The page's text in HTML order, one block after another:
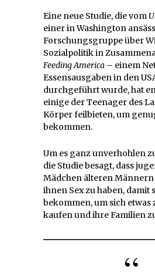
Eine neue Studie, die vom
einer in Washington
Forschungsgruppe über
Sozialpolitik in
Feeding America – einem
Essensausgaben in den
durchgeführt wurde, hat
einige der Teenager des
Körper feilbieten, um
bekommen.
Um es ganz unverhohlen
die Studie besagt, dass
Mädchen älteren
ihnen Sex zu haben, damit
bekommen, um sich etwas
kaufen und ihre Familien